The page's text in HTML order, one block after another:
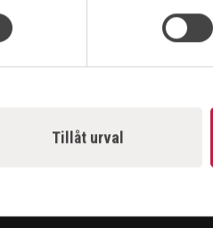
Tillåt urval